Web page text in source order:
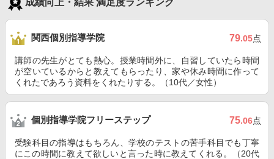
成績向上・結果 満足度ランキング
関西個別指導学院 79.05点
講師の先生がとても熱心。授業時間外に、自習していたら時間
が空いているからと教えてもらったり、家や休み時間に作って
くれたであろう資料をくれたりする。（10代／女性）
個別指導学院フリーステップ 75.06点
受験科目の指導はもちろん、学校のテストの苦手科目でも丁寧
にこの時間に教えて欲しいと言った時に教えてくれる。（20代